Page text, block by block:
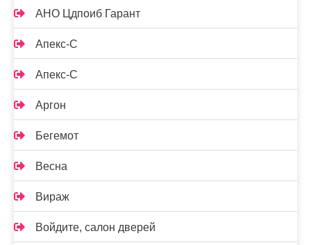
АНО Цдпоиб Гарант
Апекс-С
Апекс-С
Аргон
Бегемот
Весна
Вираж
Войдите, салон дверей